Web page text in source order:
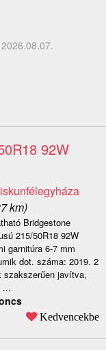
92W
km)
Bridgestone
215/50R18 92W
garnitúra 6-7 mm
dot. száma: 2019. 2
szakszerűen javítva,
...
Kedvencekbe